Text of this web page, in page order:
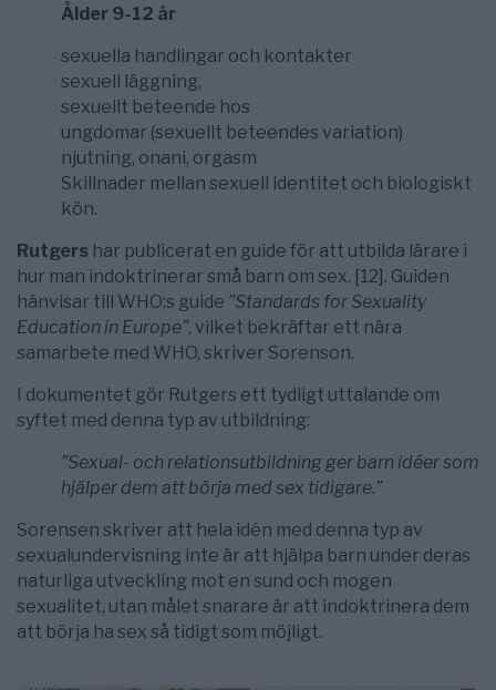
Ålder 9-12 år
sexuella handlingar och kontakter
sexuell läggning,
sexuellt beteende hos
ungdomar (sexuellt beteendes variation)
njutning, onani, orgasm
Skillnader mellan sexuell identitet och biologiskt
kön.
Rutgers har publicerat en guide för att utbilda lärare i
hur man indoktrinerar små barn om sex. [12]. Guiden
hänvisar till WHO:s guide ”Standards for Sexuality
Education in Europe”, vilket bekräftar ett nära
samarbete med WHO, skriver Sorenson.
I dokumentet gör Rutgers ett tydligt uttalande om
syftet med denna typ av utbildning:
”Sexual- och relationsutbildning ger barn idéer som
hjälper dem att börja med sex tidigare.”
Sorensen skriver att hela idén med denna typ av
sexualundervisning inte är att hjälpa barn under deras
naturliga utveckling mot en sund och mogen
sexualitet, utan målet snarare är att indoktrinera dem
att börja ha sex så tidigt som möjligt.